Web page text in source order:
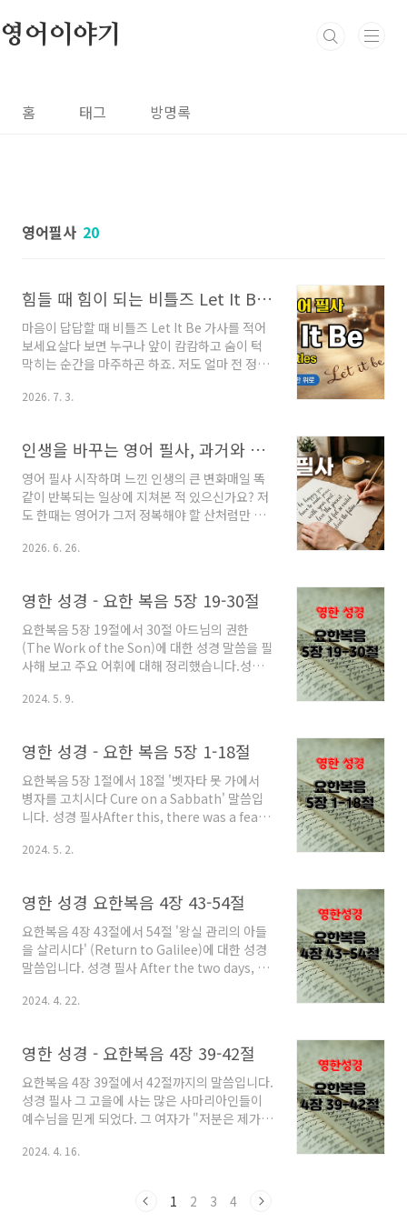
영어이야기
홈 태그 방명록
영어필사 20
힘들 때 힘이 되는 비틀즈 Let It Be 가사 필사 효과
마음이 답답할 때 비틀즈 Let It Be 가사를 적어
보세요살다 보면 누구나 앞이 캄캄하고 숨이 턱
막히는 순간을 마주하곤 하죠. 저도 얼마 전 정말
지쳐만 가더라고요. 그때 제 마음을 다독여준 건
지만 직접 손으로 그 가사를 한 자 한 자 적어 내려
가는 필사는 차원이 다른 위로를 주더라고요. 오
늘은 제가 직접 경험한 Let It Be 필사의 힘과 그
속에 담긴 따뜻한 지혜를 여러분과 나누고 싶어
요. 비틀즈 Let It Be 가사가 주는 특별한 울림이
곡은 폴 매카트니가 정말 힘들었던 시절 꿈속에
2026. 7. 3.
인생을 바꾸는 영어 필사, 과거와 화해하고 행복을 찾는 법
영어 필사 시작하며 느낀 인생의 큰 변화매일 똑
같이 반복되는 일상에 지쳐본 적 있으신가요? 저
도 한때는 영어가 그저 정복해야 할 산처럼만 느
가 너무 질리더라고요. 그러다 우연히 만난 문장
게 아니더라고요. 마음속에 묻어두었던 해묵은
고민들이 글자를 따라 씻겨 내려가는 기분이었
죠. 오늘은 제가 직접 겪은 영어 필사의 마법 같은
효과와 여러분의 인생을 바꿔줄 멋진 문장을 하
나 소개해 드릴게요.영어 필사 효과, 왜 굳이 손으
로 써야 할까요?뇌를 깨우고 감각을 살리는 영어
로 직접..
2026. 6. 26.
영한 성경 - 요한 복음 5장 19-30절
요한복음 5장 19절에서 30절 아드님의 권한
(The Work of the Son)에 대한 성경 말씀을 필
사해 보고 주요 어휘에 대해 정리했습니다.성경
"Amen, amen, I say to you, a son cannot
his son will do also.예수님께서 그들에게 말
씀하셨다. "내가 진실로 진실로 너희에게 말한다.
아버지께서 하시는 것을 보지 않고서 아들이 스
스로 할 수 있는 것은 하나도 없다. 그분께서 하시
는 것을 아들도 그대로 할 따름이다. For the
Father loves..
2024. 5. 9.
영한 성경 - 요한 복음 5장 1-18절
요한복음 5장 1절에서 18절 '벳자타 못 가에서
병자를 고치시다 Cure on a Sabbath' 말씀입
니다. 성경 필사After this, there was a feast
Jerusalem.그 뒤에 유다인들의 축제 때가 되어
pool called in Hebrew Bethesda, with five
proticoes.예루살렘의 '양 문' 곁에는 히브리 말
로 벳자타라고 불리는 못이 있었다. 그 못에는 주
랑이 다섯 채 딸렸는데, In these lay a large
number of ill, blind, lame, and crip..
2024. 5. 2.
영한 성경 요한복음 4장 43-54절
요한복음 4장 43절에서 54절 '왕실 관리의 아들
을 살리시다' (Return to Galilee)에 대한 성경
말씀입니다. 성경 필사 After the two days, he
그곳을 떠나 갈릴래아로 가셨다. For Jesus
히, 예언자는 자기 고향에서 존경을 받지 못한다
고 증언하신 적이 있다. When he came into
Galilee, the Glileans welcomed him, since
they had seen all he had done in
Jerusalem at the feast; for ..
2024. 4. 22.
영한 성경 - 요한복음 4장 39-42절
요한복음 4장 39절에서 42절까지의 말씀입니다.
성경 필사 그 고을에 사는 많은 사마리아인들이
예수님을 믿게 되었다. 그 여자가 "저분은 제가
을 하였기 때문이다. Many of the Samritans
testified, "He told me everything I have
2024. 4. 16.
1 2 3 4